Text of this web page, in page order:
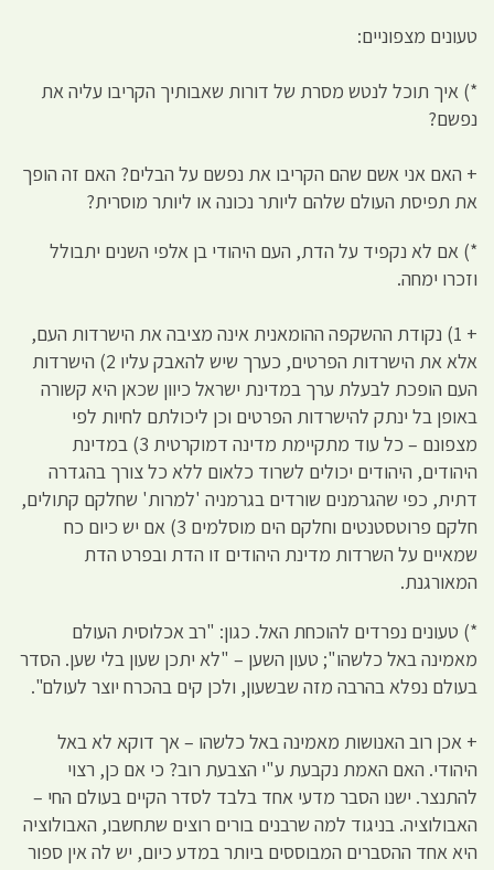
טעונים מצפוניים:
*) איך תוכל לנטש מסרת של דורות שאבותיך הקריבו עליה את
נפשם?
+ האם אני אשם שהם הקריבו את נפשם על הבלים? האם זה הופך
את תפיסת העולם שלהם ליותר נכונה או ליותר מוסרית?
*) אם לא נקפיד על הדת, העם היהודי בן אלפי השנים יתבולל
וזכרו ימחה.
+ 1) נקודת ההשקפה ההומאנית אינה מציבה את הישרדות העם,
אלא את הישרדות הפרטים, כערך שיש להאבק עליו 2) הישרדות
העם הופכת לבעלת ערך במדינת ישראל כיוון שכאן היא קשורה
באופן בל ינתק להישרדות הפרטים וכן ליכולתם לחיות לפי
מצפונם – כל עוד מתקיימת מדינה דמוקרטית 3) במדינת
היהודים, היהודים יכולים לשרוד כלאום ללא כל צורך בהגדרה
דתית, כפי שהגרמנים שורדים בגרמניה 'למרות' שחלקם קתולים,
חלקם פרוטסטנטים וחלקם הים מוסלמים 3) אם יש כיום כח
שמאיים על השרדות מדינת היהודים זו הדת ובפרט הדת
המאורגנת.
*) טעונים נפרדים להוכחת האל. כגון: "רב אכלוסית העולם
מאמינה באל כלשהו"; טעון השען – "לא יתכן שעון בלי שען. הסדר
בעולם נפלא בהרבה מזה שבשעון, ולכן קים בהכרח יוצר לעולם".
+ אכן רוב האנושות מאמינה באל כלשהו – אך דוקא לא באל
היהודי. האם האמת נקבעת ע"י הצבעת רוב? כי אם כן, רצוי
להתנצר. ישנו הסבר מדעי אחד בלבד לסדר הקיים בעולם החי –
האבולוציה. בניגוד למה שרבנים בורים רוצים שתחשבו, האבולוציה
היא אחד ההסברים המבוססים ביותר במדע כיום, יש לה אין ספור